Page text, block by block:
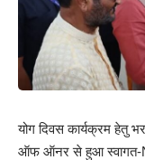
योग दिवस कार्यक्रम हेतु
ऑफ ऑनर से हुआ स्वागत-